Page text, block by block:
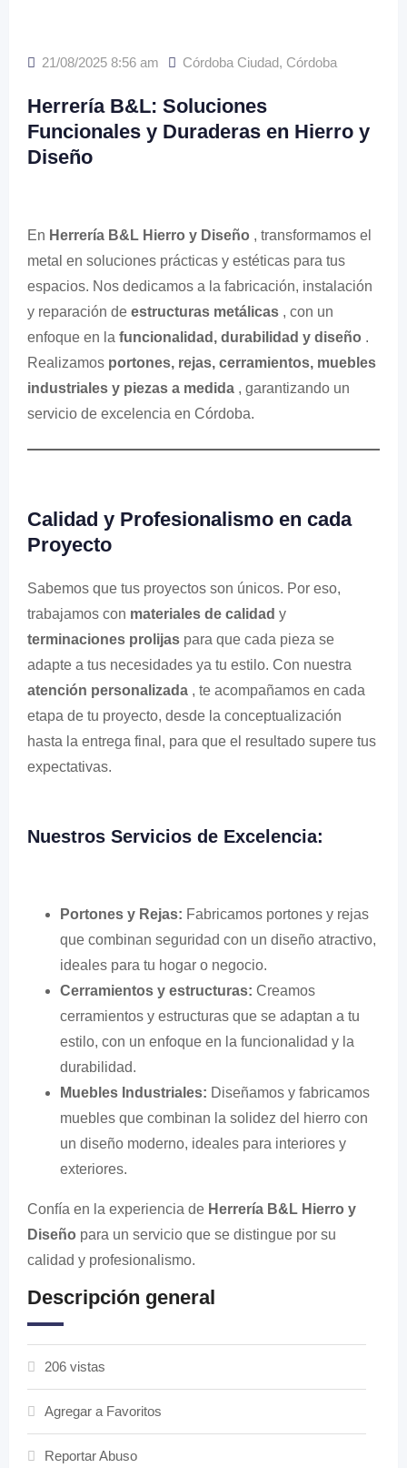
21/08/2025 8:56 am Córdoba Ciudad, Córdoba
Herrería B&L: Soluciones
Funcionales y Duraderas en Hierro y
Diseño
En Herrería B&L Hierro y Diseño , transformamos el
metal en soluciones prácticas y estéticas para tus
espacios. Nos dedicamos a la fabricación, instalación
y reparación de estructuras metálicas , con un
enfoque en la funcionalidad, durabilidad y diseño .
Realizamos portones, rejas, cerramientos, muebles
industriales y piezas a medida , garantizando un
servicio de excelencia en Córdoba.
Calidad y Profesionalismo en cada
Proyecto
Sabemos que tus proyectos son únicos. Por eso,
trabajamos con materiales de calidad y
terminaciones prolijas para que cada pieza se
adapte a tus necesidades ya tu estilo. Con nuestra
atención personalizada , te acompañamos en cada
etapa de tu proyecto, desde la conceptualización
hasta la entrega final, para que el resultado supere tus
expectativas.
Nuestros Servicios de Excelencia:
Portones y Rejas: Fabricamos portones y rejas
que combinan seguridad con un diseño atractivo,
ideales para tu hogar o negocio.
Cerramientos y estructuras: Creamos
cerramientos y estructuras que se adaptan a tu
estilo, con un enfoque en la funcionalidad y la
durabilidad.
Muebles Industriales: Diseñamos y fabricamos
muebles que combinan la solidez del hierro con
un diseño moderno, ideales para interiores y
exteriores.
Confía en la experiencia de Herrería B&L Hierro y
Diseño para un servicio que se distingue por su
calidad y profesionalismo.
Descripción general
206 vistas
Agregar a Favoritos
Reportar Abuso